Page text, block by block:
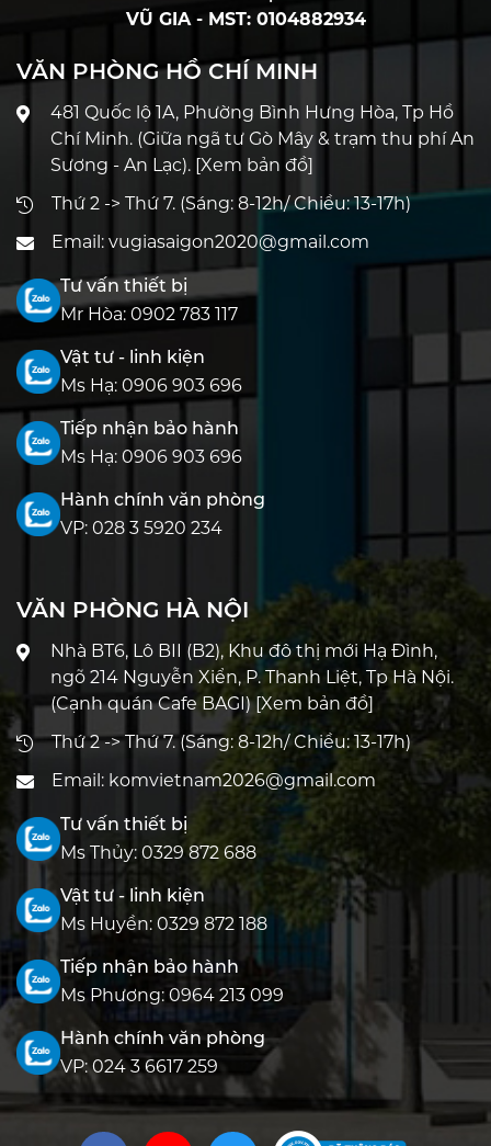
VŨ GIA - MST: 0104882934
VĂN PHÒNG HỒ CHÍ MINH
481 Quốc lộ 1A, Phường Bình Hưng Hòa, Tp Hồ
Chí Minh. (Giữa ngã tư Gò Mây & trạm thu phí An
Sương - An Lạc). [Xem bản đồ]
Thứ 2 -> Thứ 7. (Sáng: 8-12h/ Chiều: 13-17h)
Email: vugiasaigon2020@gmail.com
Tư vấn thiết bị
Mr Hòa: 0902 783 117
Vật tư - linh kiện
Ms Hạ: 0906 903 696
Tiếp nhận bảo hành
Ms Hạ: 0906 903 696
Hành chính văn phòng
VP: 028 3 5920 234
VĂN PHÒNG HÀ NỘI
Nhà BT6, Lô BII (B2), Khu đô thị mới Hạ Đình,
ngõ 214 Nguyễn Xiển, P. Thanh Liệt, Tp Hà Nội.
(Cạnh quán Cafe BAGI)[Xem bản đồ]
Thứ 2 -> Thứ 7. (Sáng: 8-12h/ Chiều: 13-17h)
Email: komvietnam2026@gmail.com
Tư vấn thiết bị
Ms Thủy: 0329 872 688
Vật tư - linh kiện
Ms Huyền: 0329 872 188
Tiếp nhận bảo hành
Ms Phương: 0964 213 099
Hành chính văn phòng
VP:024 3 6617 259